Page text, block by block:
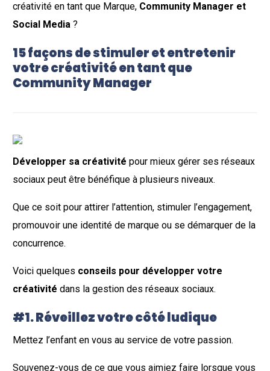
créativité en tant que Marque, Community Manager et
Social Media?
15 façons de stimuler et entretenir
votre créativité en tant que
Community Manager
Développer sa créativité pour mieux gérer ses réseaux
sociaux peut être bénéfique à plusieurs niveaux.
Que ce soit pour attirer l’attention, stimuler l’engagement,
promouvoir une identité de marque ou se démarquer de la
concurrence.
Voici quelques conseils pour développer votre
créativité dans la gestion des réseaux sociaux.
#1. Réveillez votre côté ludique
Mettez l’enfant en vous au service de votre passion.
Souvenez-vous de ce que vous aimiez faire lorsque vous